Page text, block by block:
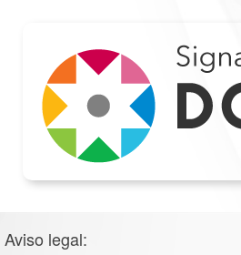
Aviso legal: